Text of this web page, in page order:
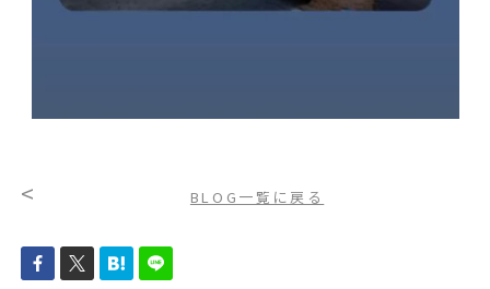
< BLOG一覧に戻る